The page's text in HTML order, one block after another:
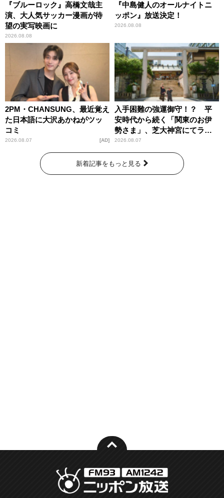
『ブルーロック』高橋文哉主
演、大人気サッカー漫画が待
望の実写映画に
2026.08.08
『中島健人のオールナイトニ
ッポン』放送決定！
2026.08.08
2PM・CHANSUNG、最近覚え
た日本語に大沢あかねがツッ
コミ
2026.08.07 AD
入手困難の強運御守！？ 平
安時代から続く「関東のお伊
勢さま」、芝大神宮にてラン
パンプスが合格祈願！
2026.08.07
新着記事をもっと見る